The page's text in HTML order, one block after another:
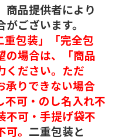
品提供者により
ございます。
重包装」「完全包
の場合は、「商品
ください。ただ
承りできない場合
不可・のし名入れ不
不可・手提げ袋不
。 二重包装と